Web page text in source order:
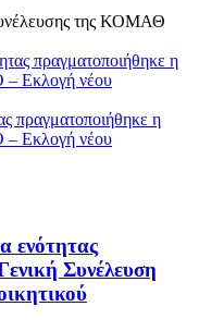
της ΚΟΜΑΘ
πραγματοποιήθηκε η
– Εκλογή νέου
ενότητας
Συνέλευση